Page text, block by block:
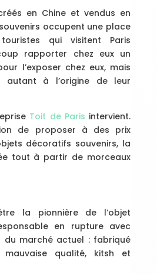
en Chine et vendus en
occupent une place
qui visitent Paris
rapporter chez eux un
l’exposer chez eux, mais
autant à l’origine de leur
Toit de Paris intervient.
de proposer à des prix
décoratifs souvenirs, la
tout à partir de morceaux
la pionnière de l’objet
en rupture avec
du marché actuel : fabriqué
qualité, kitsh et